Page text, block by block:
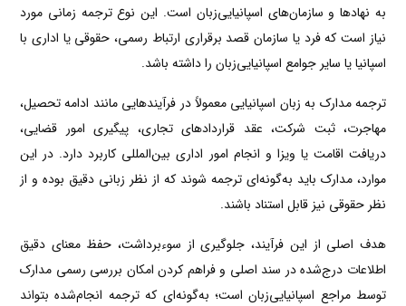
به نهادها و سازمان‌های اسپانیایی‌زبان است. این نوع ترجمه زمانی مورد
نیاز است که فرد یا سازمان قصد برقراری ارتباط رسمی، حقوقی یا اداری با
اسپانیا یا سایر جوامع اسپانیایی‌زبان را داشته باشد.
ترجمه مدارک به زبان اسپانیایی معمولاً در فرآیندهایی مانند ادامه تحصیل،
مهاجرت، ثبت شرکت، عقد قراردادهای تجاری، پیگیری امور قضایی،
دریافت اقامت یا ویزا و انجام امور اداری بین‌المللی کاربرد دارد. در این
موارد، مدارک باید به‌گونه‌ای ترجمه شوند که از نظر زبانی دقیق بوده و از
نظر حقوقی نیز قابل استناد باشند.
هدف اصلی از این فرآیند، جلوگیری از سوءبرداشت، حفظ معنای دقیق
اطلاعات درج‌شده در سند اصلی و فراهم کردن امکان بررسی رسمی مدارک
توسط مراجع اسپانیایی‌زبان است؛ به‌گونه‌ای که ترجمه انجام‌شده بتواند